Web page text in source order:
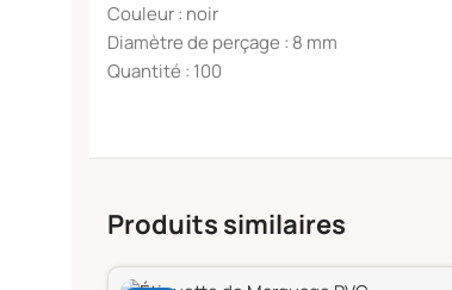
Couleur : noir
Diamètre de perçage : 8 mm
Quantité : 100
Produits similaires